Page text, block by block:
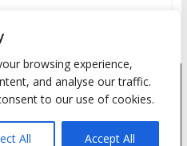
browsing experience,
and analyse our traffic.
to our use of cookies.
All Accept All
. Todos los derechos
. Desarrollado conWordPress